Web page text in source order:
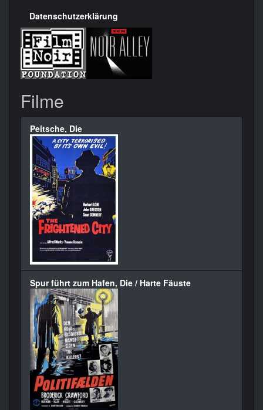
Datenschutzerklärung
Filme
Peitsche, Die
Spur führt zum Hafen, Die / Harte Fäuste